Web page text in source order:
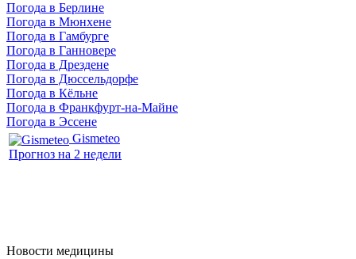
Погода в Берлине
Погода в Мюнхене
Погода в Гамбурге
Погода в Ганновере
Погода в Дрездене
Погода в Дюссельдорфе
Погода в Кёльне
Погода в Франкфурт-на-Майне
Погода в Эссене
Gismeteo
Прогноз на 2 недели
Новости медицины